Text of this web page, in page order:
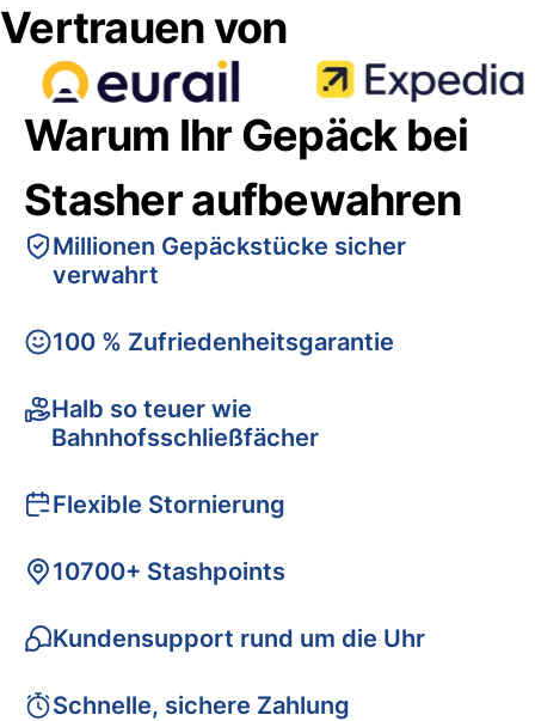
Vertrauen von
Warum Ihr Gepäck bei
Stasher aufbewahren
Millionen Gepäckstücke sicher
verwahrt
100 % Zufriedenheitsgarantie
Halb so teuer wie
Bahnhofsschließfächer
Flexible Stornierung
10700+ Stashpoints
Kundensupport rund um die Uhr
Schnelle, sichere Zahlung